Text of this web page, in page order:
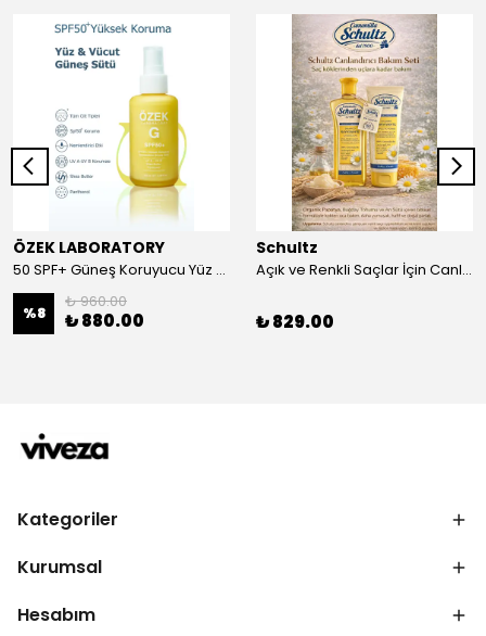
ÖZEK LABORATORY
50 SPF+ Güneş Koruyucu Yüz ve Vücut Sütü 100 ml
%8
₺ 960.00
₺ 880.00
Schultz
Açık ve Renkli Saçlar İçin Canlandırıcı 2li Bakım Seti Şampuan + Saç Kremi
₺ 829.00
Kategoriler
Kurumsal
Hesabım